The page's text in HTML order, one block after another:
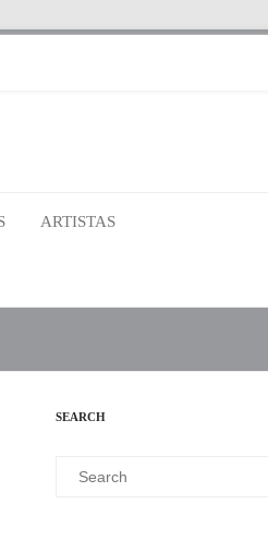
ARTISTAS
SEARCH